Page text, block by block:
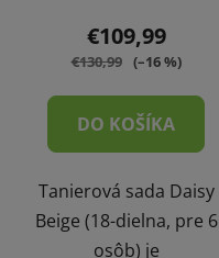
€109,99
€130,99 (–16 %)
DO KOŠÍKA
Tanierová sada Daisy
Beige (18-dielna, pre 6
osôb) je